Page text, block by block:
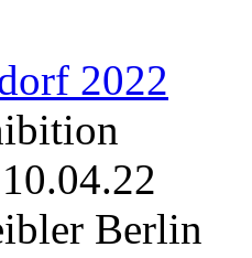
2022
10.04.22
Berlin